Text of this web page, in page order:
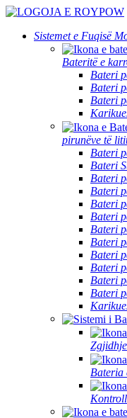
Sistemet e Fuqisë
Bateritë e
Bateri
Bateri
Bateri
pirunëve të
Bateri
Bateri
Bateri
Bateri
Bateri
Bateri
Bateri
Bateri
Bateri
Bateri
Bateri
Bateri
Bateria